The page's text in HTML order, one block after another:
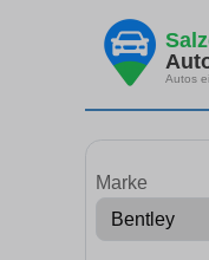
Autos
Marke